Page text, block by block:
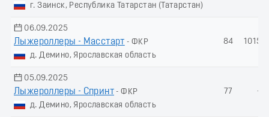
г. Заинск, Республика Татарстан (Татарстан)
06.09.2025
Лыжероллеры - Масстарт - ФКР
д. Демино, Ярославская область
84
05.09.2025
Лыжероллеры - Спринт - ФКР
д. Демино, Ярославская область
77 -